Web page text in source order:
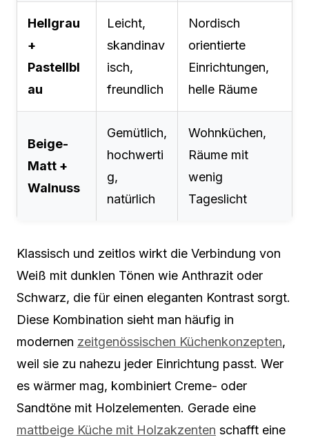
Hellgrau
+
Pastellbl
au
Leicht,
skandinav
isch,
freundlich
Nordisch
orientierte
Einrichtungen,
helle Räume
Beige-
Matt +
Walnuss
Gemütlich,
hochwerti
g,
natürlich
Wohnküchen,
Räume mit
wenig
Tageslicht
Klassisch und zeitlos wirkt die Verbindung von
Weiß mit dunklen Tönen wie Anthrazit oder
Schwarz, die für einen eleganten Kontrast sorgt.
Diese Kombination sieht man häufig in
modernen zeitgenössischen Küchenkonzepten,
weil sie zu nahezu jeder Einrichtung passt. Wer
es wärmer mag, kombiniert Creme- oder
Sandtöne mit Holzelementen. Gerade eine
mattbeige Küche mit Holzakzenten schafft eine